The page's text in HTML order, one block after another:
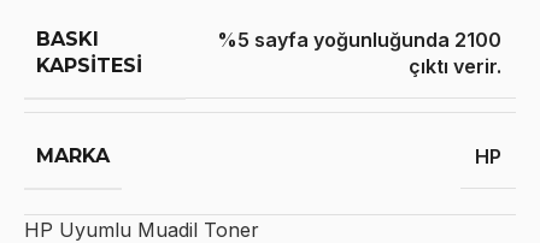
BASKI
KAPSITESI
%5 sayfa yoğunluğunda 2100
çıktı verir.
MARKA HP
HP Uyumlu Muadil Toner